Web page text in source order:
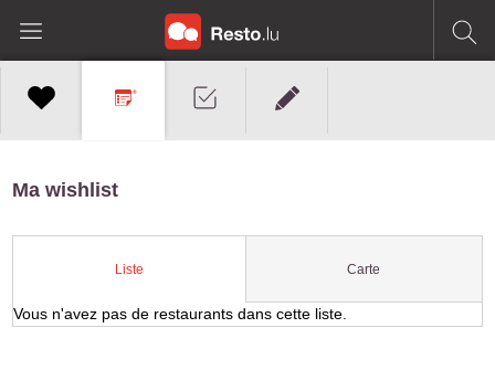
Ma wishlist
Liste Carte
Vous n'avez pas de restaurants dans cette liste.